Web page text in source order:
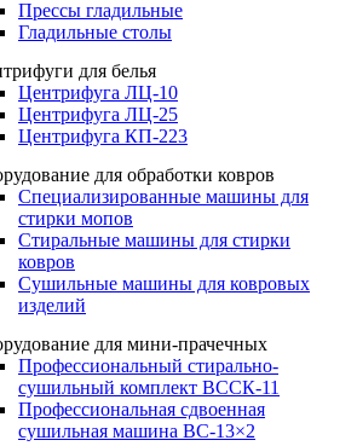
Прессы гладильные
Гладильные столы
для белья
Центрифуга ЛЦ-10
Центрифуга ЛЦ-25
Центрифуга КП-223
для обработки ковров
Специализированные машины для
стирки мопов
Стиральные машины для стирки
ковров
Сушильные машины для ковровых
изделий
для мини-прачечных
Профессиональный стирально-
сушильный комплект ВССК-11
Профессиональная сдвоенная
сушильная машина ВС-13×2